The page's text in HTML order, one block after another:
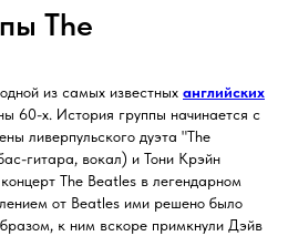
The
из самых известных английских
60-х. История группы начинается с
ливерпульского дуэта "The
гитара, вокал) и Тони Крэйн
The Beatles в легендарном
от Beatles ими решено было
к ним вскоре примкнули Дэйв